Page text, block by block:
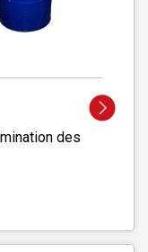
des